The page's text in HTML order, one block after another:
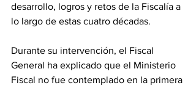
desarrollo, logros y retos de la Fiscalía a
lo largo de estas cuatro décadas.
Durante su intervención, el Fiscal
General ha explicado que el Ministerio
Fiscal no fue contemplado en la primera